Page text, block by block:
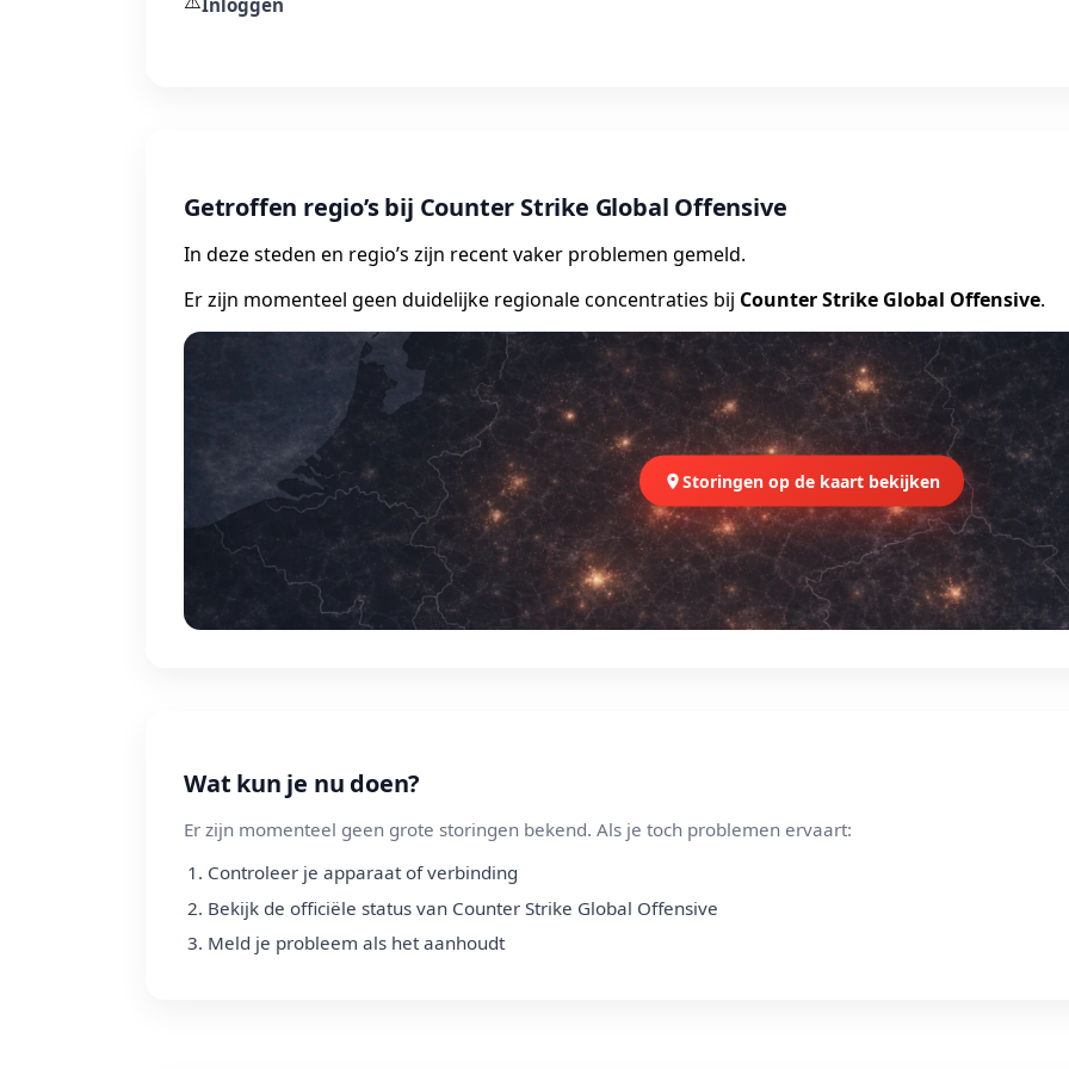
Getroffen regio’s bij Counter Strike Global Offensive
In deze steden en regio’s zijn recent vaker problemen gemeld.
Er zijn momenteel geen duidelijke regionale concentraties bij Counter Strike Global Offensive.
Storingen op de kaart bekijken
Wat kun je nu doen?
Er zijn momenteel geen grote storingen bekend. Als je toch problemen ervaart:
Controleer je apparaat of verbinding
Bekijk de officiële status van Counter Strike Global Offensive
Meld je probleem als het aanhoudt